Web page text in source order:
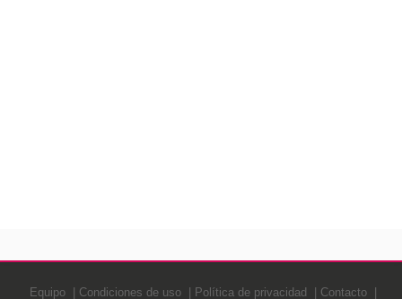
Equipo Condiciones de uso Política de privacidad Contacto